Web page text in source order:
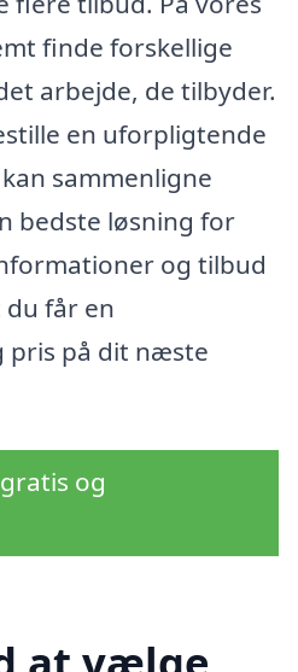
finde forskellige
arbejde, de tilbyder.
en uforpligtende
sammenligne
bedste løsning for
og tilbud
du får en
pris på dit næste
og